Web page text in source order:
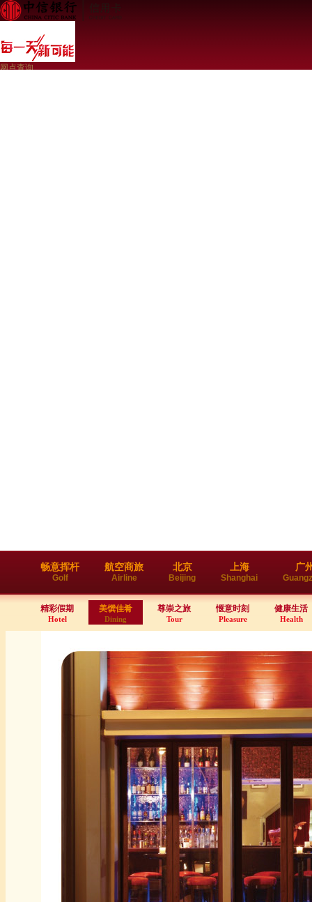
网点查询
畅意挥杆
Golf
航空商旅
Airline
北京
Beijing
上海
Shanghai
广
精彩假期
Hotel
美馔佳肴
Dining
尊崇之旅
Tour
惬意时刻
Pleasure
健康生活
Health